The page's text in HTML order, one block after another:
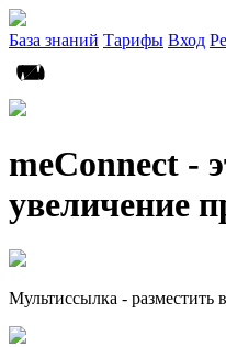
База знаний Тарифы Вход
meConnect -
увеличение
Мультиссылка - разместить